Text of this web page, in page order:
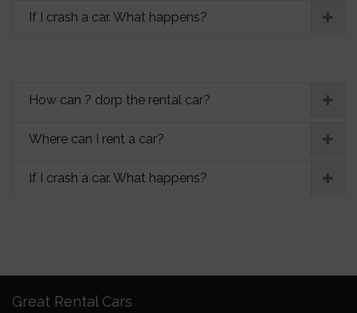
If I crash a car. What happens?
How can ? dorp the rental car?
Where can I rent a car?
If I crash a car. What happens?
Great Rental Cars